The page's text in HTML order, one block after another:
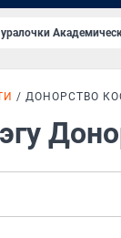
ДОНОРСТВО